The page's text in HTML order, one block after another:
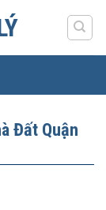
Đất Quận